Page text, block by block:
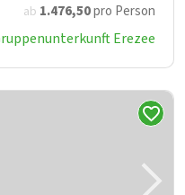
ab 1.476,50pro Person
Erezee